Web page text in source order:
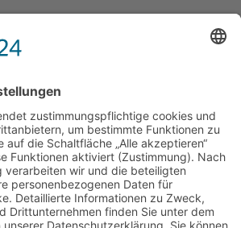
09:00 – 11:30 Uhr und 14:00 – 18:00 Uhr
uns: